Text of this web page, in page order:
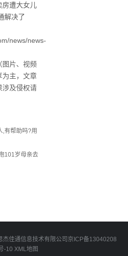
房遭大女儿
解决了
news/news-
图片、视频
为主，文章
涉及侵权请
,有帮助吗?用
101岁母亲去
佳通信息技术有限公司 京ICP备13040208
-10 XML地图